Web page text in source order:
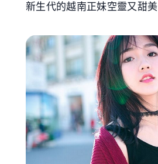
新生代的越南正妹空靈又甜美